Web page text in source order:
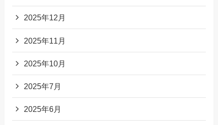
2025年12月
2025年11月
2025年10月
2025年7月
2025年6月